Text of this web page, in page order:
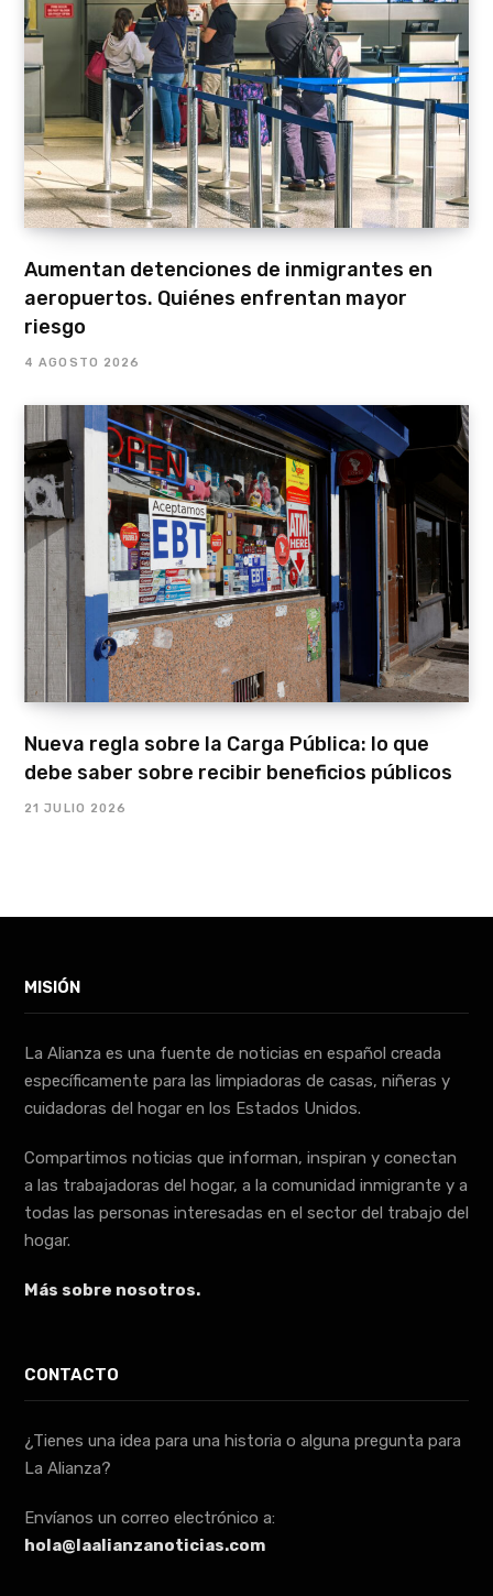
Aumentan detenciones de inmigrantes en
aeropuertos. Quiénes enfrentan mayor
riesgo
4 AGOSTO 2026
Nueva regla sobre la Carga Pública: lo que
debe saber sobre recibir beneficios públicos
21 JULIO 2026
MISIÓN
La Alianza es una fuente de noticias en español creada
específicamente para las limpiadoras de casas, niñeras y
cuidadoras del hogar en los Estados Unidos.
Compartimos noticias que informan, inspiran y conectan
a las trabajadoras del hogar, a la comunidad inmigrante y a
todas las personas interesadas en el sector del trabajo del
hogar.
Más sobre nosotros.
CONTACTO
¿Tienes una idea para una historia o alguna pregunta para
La Alianza?
Envíanos un correo electrónico a:
hola@laalianzanoticias.com